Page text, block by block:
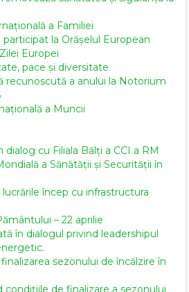
a Familiei
participat la Orășelul European
Europei
pace și diversitate
recunoscută a anului la Notorium
a Muncii
dialog cu Filiala Bălți a CCI a RM
a Sănătății și Securității în
lucrările încep cu infrastructura
– 22 aprilie
în dialogul privind leadershipul
sezonului de încălzire în
condițiile de finalizare a sezonului